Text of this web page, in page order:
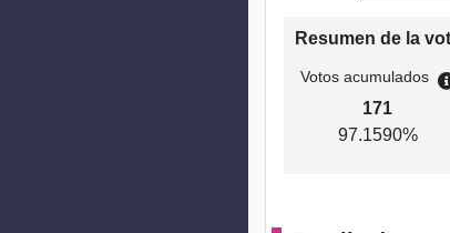
Resumen de la
Votos acumulados
171
97.1590%